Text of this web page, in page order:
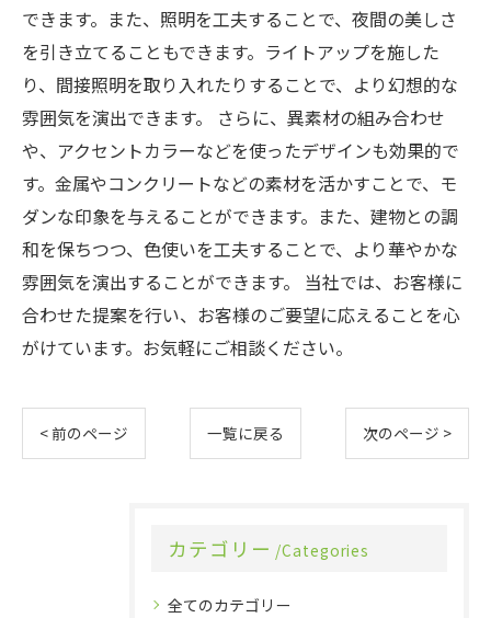
できます。また、照明を工夫することで、夜間の美しさ
を引き立てることもできます。ライトアップを施した
り、間接照明を取り入れたりすることで、より幻想的な
雰囲気を演出できます。 さらに、異素材の組み合わせ
や、アクセントカラーなどを使ったデザインも効果的で
す。金属やコンクリートなどの素材を活かすことで、モ
ダンな印象を与えることができます。また、建物との調
和を保ちつつ、色使いを工夫することで、より華やかな
雰囲気を演出することができます。 当社では、お客様に
合わせた提案を行い、お客様のご要望に応えることを心
がけています。お気軽にご相談ください。
< 前のページ 一覧に戻る 次のページ >
カテゴリー Categories
全てのカテゴリー